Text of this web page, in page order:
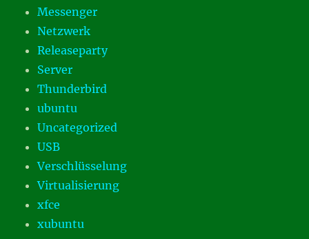
Messenger
Netzwerk
Releaseparty
Server
Thunderbird
ubuntu
Uncategorized
USB
Verschlüsselung
Virtualisierung
xfce
xubuntu